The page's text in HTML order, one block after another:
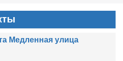
Медленная улица